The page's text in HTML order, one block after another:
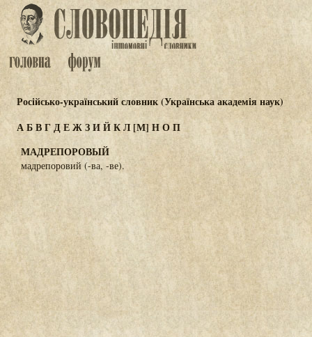
Російсько-український словник (Українська академія наук)
АБВГДЕЖЗИЙКЛ[М] НОП
МАДРЕПОРОВЫЙ
мадрепоровий (-ва, -ве).